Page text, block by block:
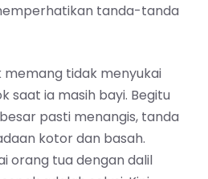
tanda-tanda
memang tidak menyukai
saat ia masih bayi. Begitu
pasti menangis, tanda
kotor dan basah.
orang tua dengan dalil